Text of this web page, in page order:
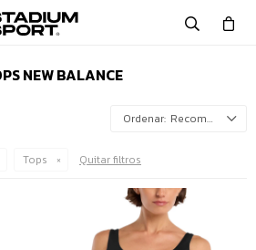
NEW BALANCE
Recomendados
Tops Quitar filtros